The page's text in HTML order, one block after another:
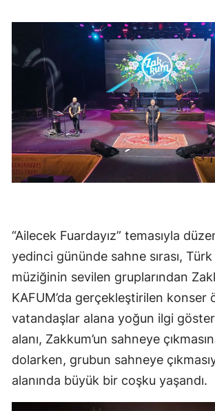
“Ailecek Fuardayız” temasıyla
yedinci gününde sahne sırası,
müziğinin sevilen gruplarından
KAFUM’da gerçekleştirilen konser
vatandaşlar alana yoğun ilgi
alanı, Zakkum’un sahneye
dolarken, grubun sahneye
alanında büyük bir coşku yaşandı.